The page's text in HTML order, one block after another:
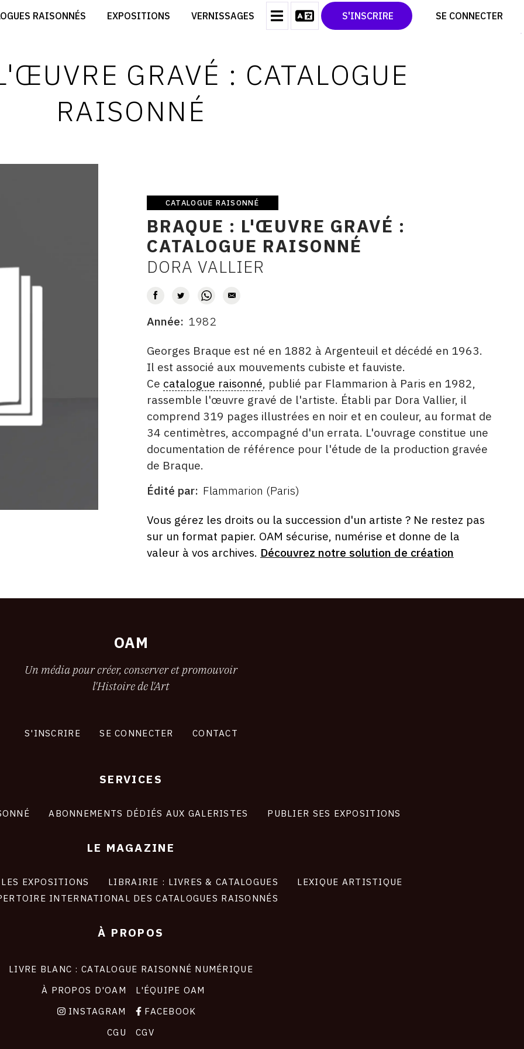
RAISONNÉS EXPOSITIONS VERNISSAGES S'INSCRIRE SE CONNECTER
CRÉER SON CATALOGUE D'EXPO
CONTACT
CGU
TWITTER
PINTEREST
GRAVÉ : CATALOGUE
RAISONNÉ
Catalogue
raisonné
CATALOGUE RAISONNÉ
BRAQUE : L'ŒUVRE GRAVÉ :
CATALOGUE RAISONNÉ
AUTEUR
DORA VALLIER
DATE
Année 1982
DESCRITPTION
Georges Braque est né en 1882 à Argenteuil et décédé en 1963.
Il est associé aux mouvements cubiste et fauviste.
Ce catalogue raisonné, publié par Flammarion à Paris en 1982,
rassemble l'œuvre gravé de l'artiste. Établi par Dora Vallier, il
comprend 319 pages illustrées en noir et en couleur, au format de
34 centimètres, accompagné d'un errata. L'ouvrage constitue une
documentation de référence pour l'étude de la production gravée
de Braque.
ÉDITÉ
Édité par Flammarion (Paris)
FORMAT
ÉTAT
Vous gérez les droits ou la succession d'un artiste ? Ne restez pas
sur un format papier. OAM sécurise, numérise et donne de la
valeur à vos archives. Découvrez notre solution de création
OAM
Un média pour créer, conserver et promouvoir
l'Histoire de l'Art
S'INSCRIRE SE CONNECTER CONTACT
SERVICES
ABONNEMENTS DÉDIÉS AUX GALERISTES PUBLIER SES EXPOSITIONS
LE MAGAZINE
LES EXPOSITIONS LIBRAIRIE : LIVRES & CATALOGUES
LEXIQUE ARTISTIQUE
INTERNATIONAL DES CATALOGUES RAISONNÉS
À PROPOS
LIVRE BLANC : CATALOGUE RAISONNÉ NUMÉRIQUE
À PROPOS D'OAM
L'ÉQUIPE OAM
INSTAGRAM
FACEBOOK
CGU
CGV